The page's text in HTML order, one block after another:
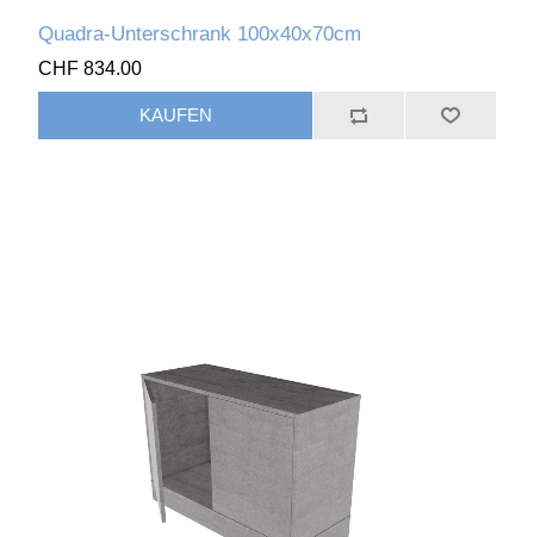
Quadra-Unterschrank 100x40x70cm
CHF 834.00